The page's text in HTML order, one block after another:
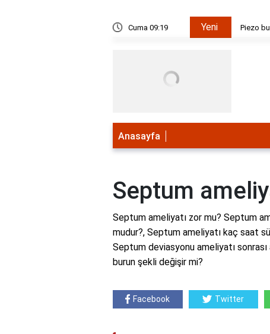
Cuma 09:19 Yeni Piezo
Anasayfa
Septum
Septum ameliyatı zor mu? Septum
mudur?, Septum ameliyatı kaç saat
Septum deviasyonu ameliyatı
burun şekli değişir mi?
Facebook Twitter